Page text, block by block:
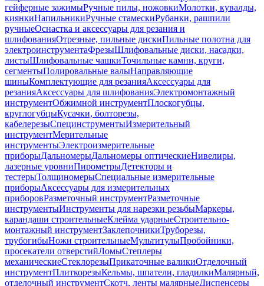
гейферные зажимыРучные пилы, ножовкиМолотки, кувалды,
киянкиНапильникиРучные стамескиРубанки, рашпили
ручныеОснастка и аксессуары для резания и
шлифованияОтрезные, пильные дискиПильные полотна для
электроинструментаФрезыШлифовальные диски, насадки,
листыШлифовальные чашкиТочильные камни, круги,
сегментыПолировальные валыНаправляющие
шиныКомплектующие для резанияАксессуары для
резанияАксессуары для шлифованияЭлектромонтажный
инструментОбжимной инструментПлоскогубцы,
круглогубцыКусачки, болторезы,
кабелерезыСпецинструментыИзмерительный
инструментМерительные
инструментыЭлектроизмерительные
приборыДальномерыДальномеры оптическиеНивелиры,
лазерные уровниПирометрыДетекторы и
тестерыТолщиномерыСпециальные измерительные
приборыАксессуары для измерительных
приборовРазметочный инструментРазметочные
инструментыИнструменты для нарезки резьбыМаркеры,
карандаши строительныеКлейма ударныеСтроительно-
монтажный инструментЗаклепочникиТруборезы,
трубогибыНожи строительныеМультитулыПробойники,
просекатели отверстийЛомыСтеплеры
механическиеСтеклорезыПрикаточные валикиОтделочный
инструментПлиткорезыКельмы, шпатели, гладилкиМалярный,
отделочный инструментСкотч, ленты малярныеДиспенсеры